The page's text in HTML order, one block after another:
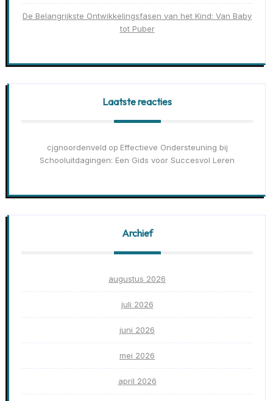
De Belangrijkste Ontwikkelingsfasen van het Kind: Van Baby
tot Puber
Laatste reacties
cjgnoordenveld op Effectieve Ondersteuning bij
Schooluitdagingen: Een Gids voor Succesvol Leren
Archief
augustus 2026
juli 2026
juni 2026
mei 2026
april 2026